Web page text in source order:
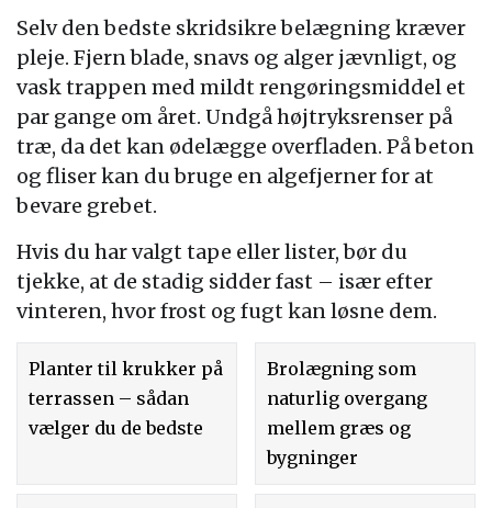
Selv den bedste skridsikre belægning kræver
pleje. Fjern blade, snavs og alger jævnligt, og
vask trappen med mildt rengøringsmiddel et
par gange om året. Undgå højtryksrenser på
træ, da det kan ødelægge overfladen. På beton
og fliser kan du bruge en algefjerner for at
bevare grebet.
Hvis du har valgt tape eller lister, bør du
tjekke, at de stadig sidder fast – især efter
vinteren, hvor frost og fugt kan løsne dem.
Planter til krukker på
terrassen – sådan
vælger du de bedste
Brolægning som
naturlig overgang
mellem græs og
bygninger